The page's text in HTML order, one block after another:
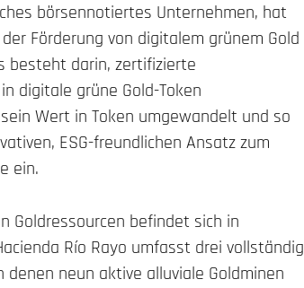
börsennotiertes Unternehmen, hat
Förderung von digitalem grünem Gold
besteht darin, zertifizierte
digitale grüne Gold-Token
Wert in Token umgewandelt und so
ESG-freundlichen Ansatz zum
ein.
Goldressourcen befindet sich in
Río Rayo umfasst drei vollständig
neun aktive alluviale Goldminen